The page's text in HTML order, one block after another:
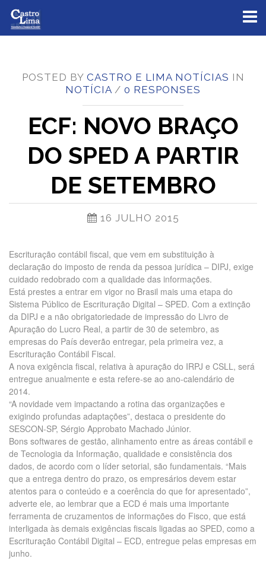
POSTED BY CASTRO E LIMA NOTÍCIAS IN
NOTÍCIA / 0 RESPONSES
ECF: NOVO BRAÇO
DO SPED A PARTIR
DE SETEMBRO
16 JULHO 2015
Escrituração contábil fiscal, que vem em substituição à
declaração do imposto de renda da pessoa jurídica – DIPJ, exige
cuidado redobrado com a qualidade das informações.
Está prestes a entrar em vigor no Brasil mais uma etapa do
Sistema Público de Escrituração Digital – SPED. Com a extinção
da DIPJ e a não obrigatoriedade de impressão do Livro de
Apuração do Lucro Real, a partir de 30 de setembro, as
empresas do País deverão entregar, pela primeira vez, a
Escrituração Contábil Fiscal.
A nova exigência fiscal, relativa à apuração do IRPJ e CSLL, será
entregue anualmente e esta refere-se ao ano-calendário de
2014.
“A novidade vem impactando a rotina das organizações e
exigindo profundas adaptações”, destaca o presidente do
SESCON-SP, Sérgio Approbato Machado Júnior.
Bons softwares de gestão, alinhamento entre as áreas contábil e
de Tecnologia da Informação, qualidade e consistência dos
dados, de acordo com o líder setorial, são fundamentais. “Mais
que a entrega dentro do prazo, os empresários devem estar
atentos para o conteúdo e a coerência do que for apresentado”,
adverte ele, ao lembrar que a ECD é mais uma importante
ferramenta de cruzamentos de informações do Fisco, que está
interligada às demais exigências fiscais ligadas ao SPED, como a
Escrituração Contábil Digital – ECD, entregue pelas empresas em
junho.